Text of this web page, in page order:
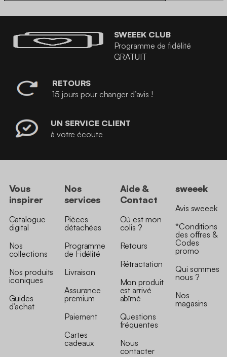
SWEEEK CLUB
Programme de fidélité
GRATUIT
RETOURS
15 jours pour changer d’avis !
UN SERVICE CLIENT
à votre écoute
Vous
inspirer
Catalogue
digital
Nos
collections
Nos produits
iconiques
Guides
d’achat
Nos
services
Pièces
détachées
Programme
de Fidélité
Livraison
Assurance
premium
Paiement
Cartes
cadeaux
Aide &
Contact
Où est mon
colis ?
Retours
Rétractation
Mon produit
est arrivé
abîmé
Questions
fréquentes
Nous
contacter
sweeek
Avis sweeek
*Conditions
des offres &
Codes
promo
Qui sommes
nous ?
Nos
magasins